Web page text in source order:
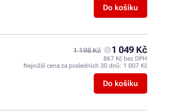
Do košíku
1 198 Kč 1 049 Kč
867 Kč bez DPH
Nejnižší cena za posledních 30 dnů: 1 007 Kč
Do košíku